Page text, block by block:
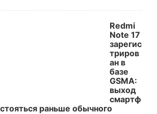
Redmi
Note 17
зарегис
триров
ан в
базе
GSMA:
выход
смартф
раньше обычного